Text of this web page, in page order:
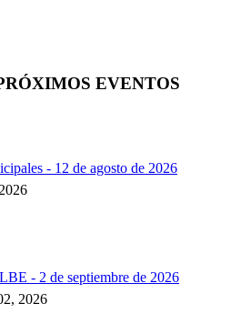
EVENTOS
- 12 de agosto de 2026
- 2 de septiembre de 2026
2026